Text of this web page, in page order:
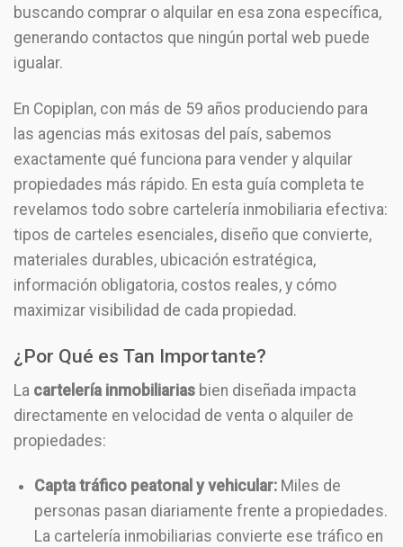
buscando comprar o alquilar en esa zona específica,
generando contactos que ningún portal web puede
igualar.
En Copiplan, con más de 59 años produciendo para
las agencias más exitosas del país, sabemos
exactamente qué funciona para vender y alquilar
propiedades más rápido. En esta guía completa te
revelamos todo sobre cartelería inmobiliaria efectiva:
tipos de carteles esenciales, diseño que convierte,
materiales durables, ubicación estratégica,
información obligatoria, costos reales, y cómo
maximizar visibilidad de cada propiedad.
¿Por Qué es Tan Importante?
La cartelería inmobiliarias bien diseñada impacta
directamente en velocidad de venta o alquiler de
propiedades:
Capta tráfico peatonal y vehicular: Miles de
personas pasan diariamente frente a propiedades.
La cartelería inmobiliarias convierte ese tráfico en